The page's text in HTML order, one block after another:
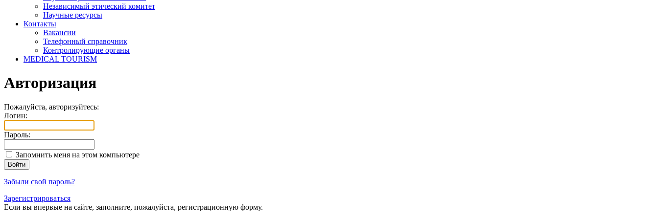
Независимый этический комитет
Научные ресурсы
Контакты
Вакансии
Телефонный справочник
Контролирующие органы
MEDICAL TOURISM
Авторизация
Пожалуйста, авторизуйтесь:
Логин:
Пароль:
Запомнить меня на этом компьютере
Забыли свой пароль?
Зарегистрироваться
Если вы впервые на сайте, заполните, пожалуйста, регистрационную форму.